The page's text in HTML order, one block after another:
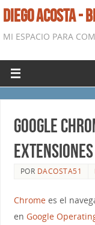
DIEGO ACOSTA -
MI ESPACIO PARA
Google
extensiones
POR DACOSTA51
Chromees el
en Google